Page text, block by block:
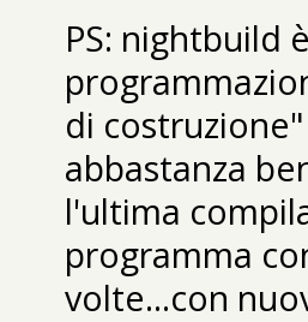
PS: nightbuild
di
abbastanza
l'ultima
programma
volte...con